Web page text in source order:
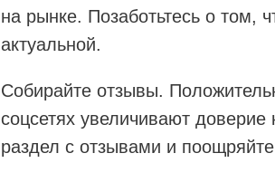
на рынке. Позаботьтесь о том,
актуальной.
Собирайте отзывы.
соцсетях увеличивают
раздел с отзывами и